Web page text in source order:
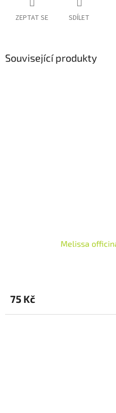
ZEPTAT SE SDÍLET
Související produkty
Melissa
75 Kč